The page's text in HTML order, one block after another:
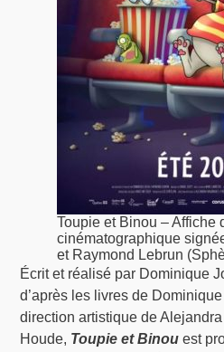
Toupie et Binou – Affiche
cinématographique
et Raymond Lebrun
Écrit et réalisé par Dominique
d’après les livres de
direction artistique de
Houde, Toupie et Binou est